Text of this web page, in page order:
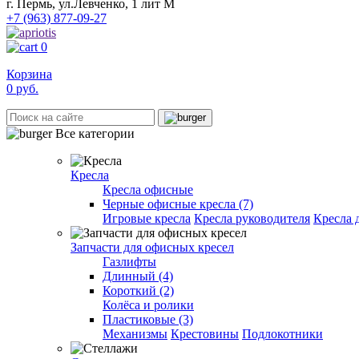
г. Пермь, ул.Левченко, 1 лит М
+7 (963) 877-09-27
0
Корзина
0 руб.
Все категории
Кресла
Кресла офисные
Черные офисные кресла (7)
Игровые кресла Кресла руководителя Кресла
Запчасти для офисных кресел
Газлифты
Длинный (4)
Короткий (2)
Колёса и ролики
Пластиковые (3)
Механизмы Крестовины Подлокотники